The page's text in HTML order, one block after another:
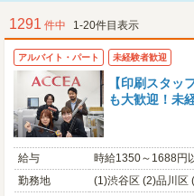
1291 件中 1-20件目表示
アルバイト・パート 未経験者歓迎
【印刷スタ
も大歓迎！未
給与
時給1350～1688円
勤務地
(1)渋谷区 (2)品川区